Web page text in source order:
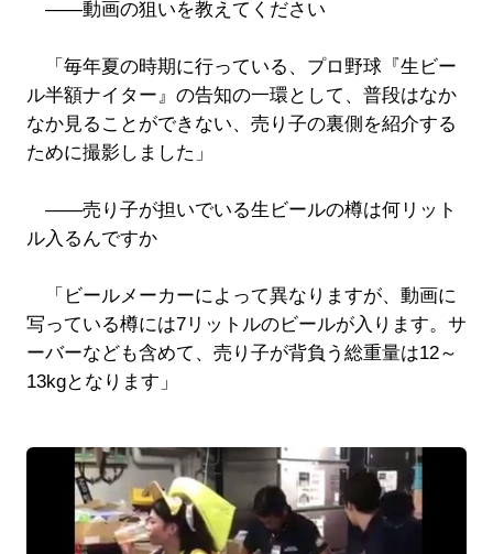
――動画の狙いを教えてください
「毎年夏の時期に行っている、プロ野球『生ビー
ル半額ナイター』の告知の一環として、普段はなか
なか見ることができない、売り子の裏側を紹介する
ために撮影しました」
――売り子が担いでいる生ビールの樽は何リット
ル入るんですか
「ビールメーカーによって異なりますが、動画に
写っている樽には7リットルのビールが入ります。サ
ーバーなども含めて、売り子が背負う総重量は12～
13kgとなります」